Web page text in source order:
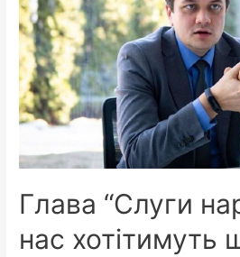
Глава “Слуги
нас хотітимуть